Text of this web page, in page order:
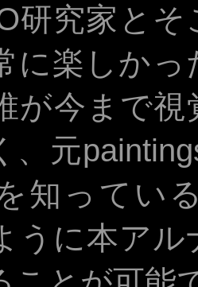
研究家と
に楽しか
が今まで
、元
知ってい
うに本ア